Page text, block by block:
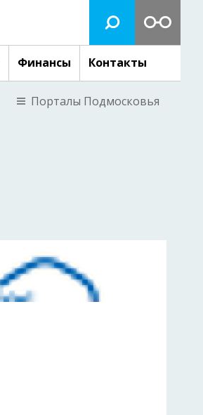
Финансы Контакты
Порталы Подмосковья